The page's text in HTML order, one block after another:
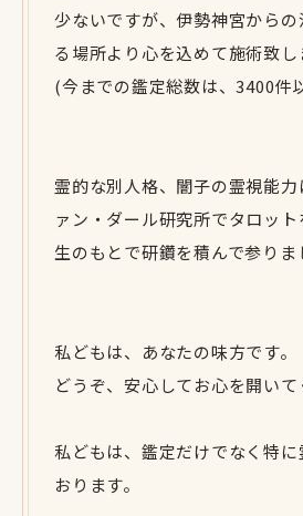
少ないですが、伊勢神宮から
る場所より心を込めて施術致し
(今までの鑑定総数は、3400件
霊的な別人格、闇子の霊視能
ァン・ダール研究所でタロッ
生のもとで研鑽を積んで参りま
私どもは、あなたの味方です。
どうぞ、安心してお心を開いて
私どもは、鑑定だけでなく特
おります。